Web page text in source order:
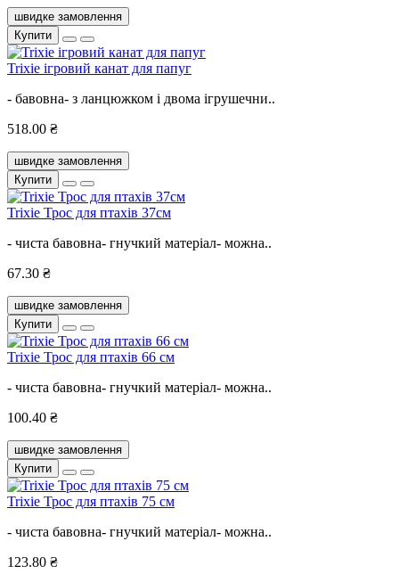
швидке замовлення
Купити
Trixie ігровий канат для папуг
- бавовна- з ланцюжком і двома ігрушечни..
518.00 ₴
швидке замовлення
Купити
Trixie Трос для птахів 37см
- чиста бавовна- гнучкий матеріал- можна..
67.30 ₴
швидке замовлення
Купити
Trixie Трос для птахів 66 см
- чиста бавовна- гнучкий матеріал- можна..
100.40 ₴
швидке замовлення
Купити
Trixie Трос для птахів 75 см
- чиста бавовна- гнучкий матеріал- можна..
123.80 ₴